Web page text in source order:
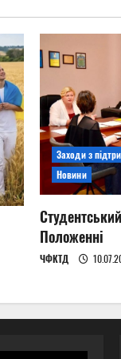
Заходи з
Новини
Положенні
ЧФКТД